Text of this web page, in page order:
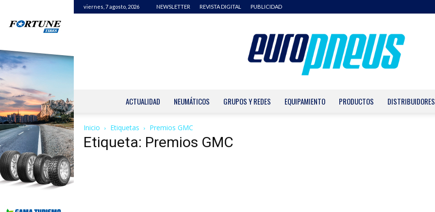
viernes, 7 agosto, 2026 NEWSLETTER REVISTA DIGITAL PUBLICIDAD
ACTUALIDAD NEUMÁTICOS GRUPOS Y REDES EQUIPAMIENTO PRODUCTOS DISTRIBUIDORES
Inicio Etiquetas Premios GMC
Etiqueta: Premios GMC